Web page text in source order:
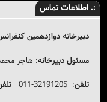
:. اطلاعات تماس
دبیرخانه دوازدهمین
مسئول دبیرخانه: هاجر
تلفن: 32191205-011